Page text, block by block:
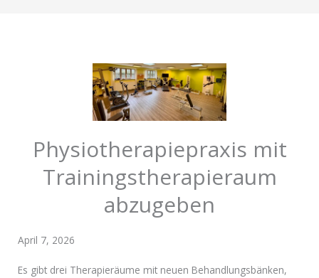
Physiotherapiepraxis mit
Trainingstherapieraum
abzugeben
April 7, 2026
Es gibt drei Therapieräume mit neuen Behandlungsbänken,